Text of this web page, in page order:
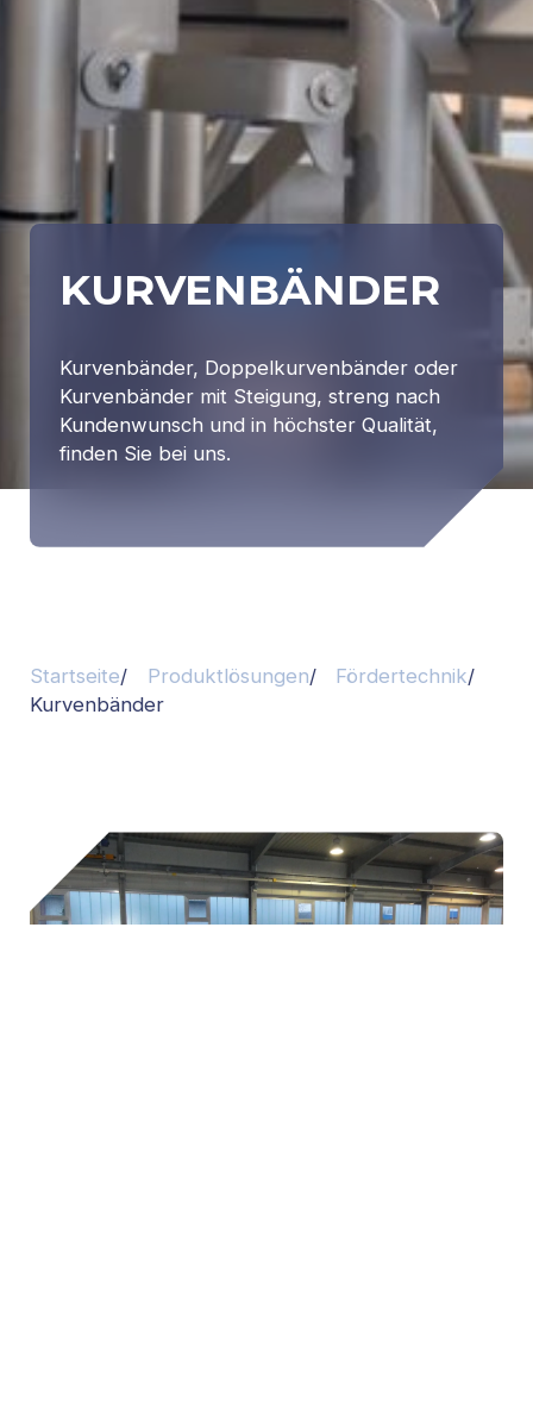
KURVENBÄNDER
Kurvenbänder, Doppelkurvenbänder oder
Kurvenbänder mit Steigung, streng nach
Kundenwunsch und in höchster Qualität,
finden Sie bei uns.
Startseite Produktlösungen
Fördertechnik
Kurvenbänder